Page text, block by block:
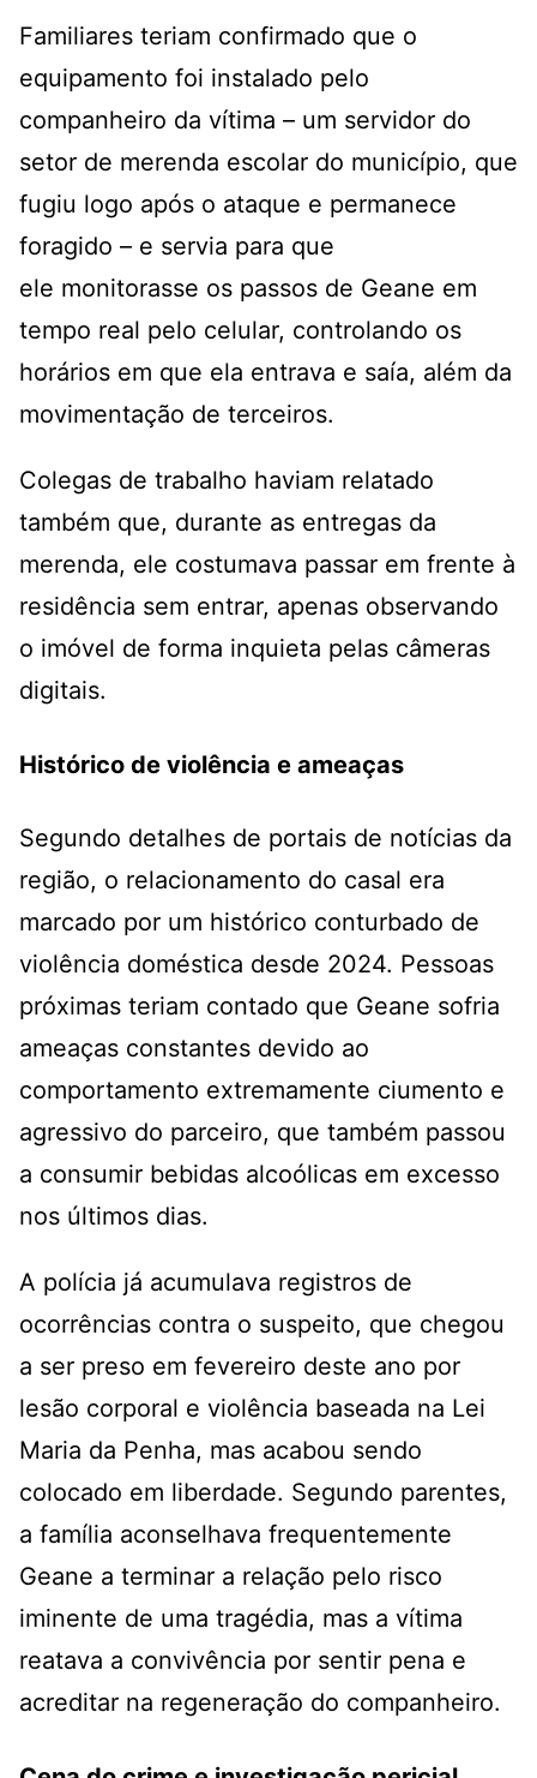
Familiares teriam confirmado que o
equipamento foi instalado pelo
companheiro da vítima – um servidor do
setor de merenda escolar do município, que
fugiu logo após o ataque e permanece
foragido – e servia para que
ele monitorasse os passos de Geane em
tempo real pelo celular, controlando os
horários em que ela entrava e saía, além da
movimentação de terceiros.
Colegas de trabalho haviam relatado
também que, durante as entregas da
merenda, ele costumava passar em frente à
residência sem entrar, apenas observando
o imóvel de forma inquieta pelas câmeras
digitais.
Histórico de violência e ameaças
Segundo detalhes de portais de notícias da
região, o relacionamento do casal era
marcado por um histórico conturbado de
violência doméstica desde 2024. Pessoas
próximas teriam contado que Geane sofria
ameaças constantes devido ao
comportamento extremamente ciumento e
agressivo do parceiro, que também passou
a consumir bebidas alcoólicas em excesso
nos últimos dias.
A polícia já acumulava registros de
ocorrências contra o suspeito, que chegou
a ser preso em fevereiro deste ano por
lesão corporal e violência baseada na Lei
Maria da Penha, mas acabou sendo
colocado em liberdade. Segundo parentes,
a família aconselhava frequentemente
Geane a terminar a relação pelo risco
iminente de uma tragédia, mas a vítima
reatava a convivência por sentir pena e
acreditar na regeneração do companheiro.